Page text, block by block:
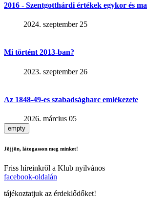
2016 - Szentgotthárdi értékek egykor és ma
2024. szeptember 25
Mi történt 2013-ban?
2023. szeptember 26
Az 1848-49-es szabadságharc emlékezete
2026. március 05
empty
Jöjjön, látogasson meg minket!
Friss híreinkről a Klub nyilvános
facebook-oldalán
tájékoztatjuk az érdeklődőket!